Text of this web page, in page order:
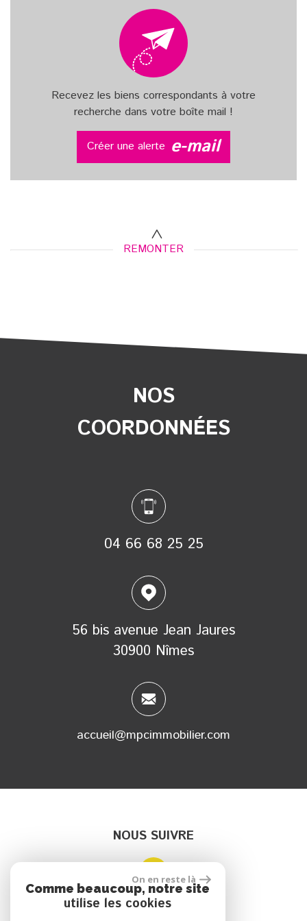
Recevez les biens correspondants à votre
recherche dans votre boîte mail !
Créer une alerte e-mail
REMONTER
NOS
COORDONNÉES
04 66 68 25 25
accueil@mpcimmobilier.com
56 bis avenue Jean Jaures
30900 Nîmes
NOUS SUIVRE
On en reste là
Comme beaucoup, notre site
utilise les cookies